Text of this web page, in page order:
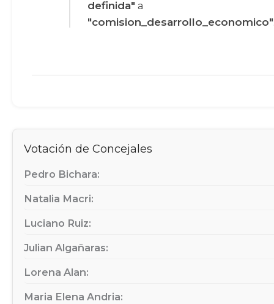
definida" a
"comision_desarrollo_economico"
Votación de Concejales
Pedro Bichara:
Natalia Macri:
Luciano Ruiz:
Julian Algañaras:
Lorena Alan:
Maria Elena Andria: